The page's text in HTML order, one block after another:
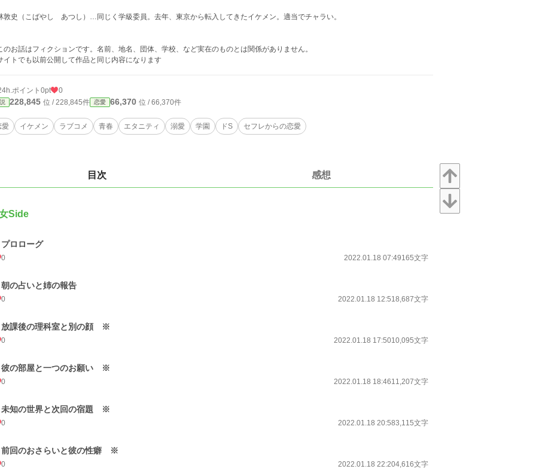
敦史（こばやし あつし）…同じく学級委員。去年、東京から転入してきたイケメン。適当でチャラい。
お話はフィクションです。名前、地名、団体、学校、など実在のものとは関係がありません。
イトでも以前公開して作品と同じ内容になります
ポイント 0pt 0
228,845 位 / 228,845件 恋愛 66,370 位 / 66,370件
愛 イケメン ラブコメ 青春 エタニティ 溺愛 学園 ドS セフレからの恋愛
目次 感想
Side
ロローグ
0 2022.01.18 07:49165文字
の占いと姉の報告
0 2022.01.18 12:518,687文字
放課後の理科室と別の顔 ※
0 2022.01.18 17:5010,095文字
彼の部屋と一つのお願い ※
0 2022.01.18 18:4611,207文字
未知の世界と次回の宿題 ※
0 2022.01.18 20:583,115文字
前回のおさらいと彼の性癖 ※
0 2022.01.18 22:204,616文字